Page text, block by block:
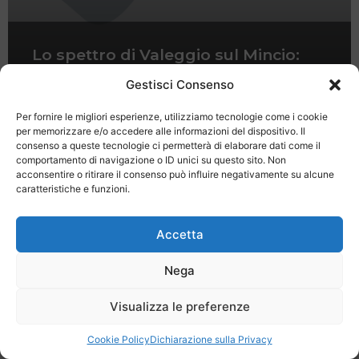
Gestisci Consenso
Per fornire le migliori esperienze, utilizziamo tecnologie come i cookie
per memorizzare e/o accedere alle informazioni del dispositivo. Il
consenso a queste tecnologie ci permetterà di elaborare dati come il
comportamento di navigazione o ID unici su questo sito. Non
acconsentire o ritirare il consenso può influire negativamente su alcune
caratteristiche e funzioni.
Accetta
Nega
Visualizza le preferenze
Cookie PolicyDichiarazione sulla Privacy
Lo spettro di Valeggio sul Mincio:
Last Minute
Registrati Contatti
SPECIALE LAST MINUTE - SH WEB